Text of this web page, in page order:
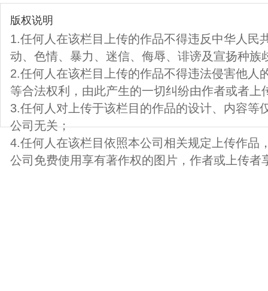
版权说明
1.任何人在该栏目上传的作品不得违反中华人民
动、色情、暴力、迷信、侮辱、诽谤及宣扬种族
2.任何人在该栏目上传的作品不得违法侵害他人
等合法权利，由此产生的一切纠纷由作者或者上
3.任何人对上传于该栏目的作品的设计、内容等
公司无关；
4.任何人在该栏目依照本公司相关规定上传作品
公司免费使用享有著作权的图片，作者或上传者